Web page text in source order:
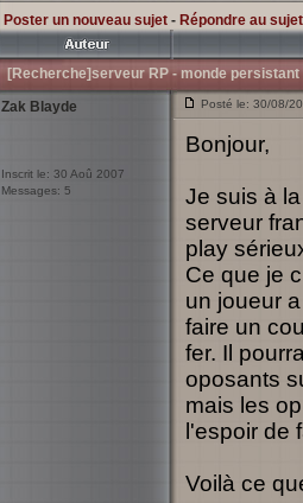
Poster un nouveau sujet- Répondre au sujet
[Recherche]serveur RP - monde
Zak Blayde
Inscrit le: 30 Aoû 2007
Messages: 5
Posté le: 30/08/
Bonjour,
Je suis à
serveur
play
Ce que je
un joueur
faire un
fer. Il
oposants
mais les
l'espoir de
Voilà ce